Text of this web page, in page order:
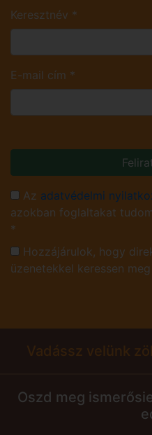
Keresztnév *
E-mail cím *
Az adatvédelmi
azokban foglaltakat
*
Hozzájárulok, hogy
üzenetekkel keressen
Vadássz velünk
Oszd meg